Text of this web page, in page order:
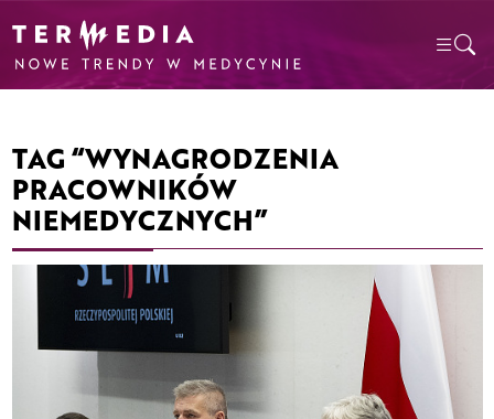
TAG “WYNAGRODZENIA
PRACOWNIKÓW
NIEMEDYCZNYCH”